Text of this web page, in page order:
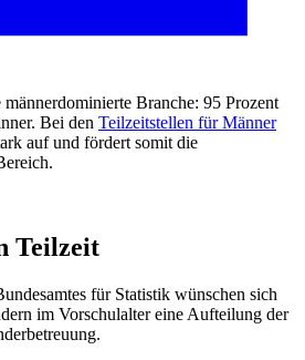
Branche: 95 Prozent
Bei den Teilzeitstellen für Männer
auf und fördert somit die
Teilzeit
für Statistik wünschen sich
im Vorschulalter eine Aufteilung der